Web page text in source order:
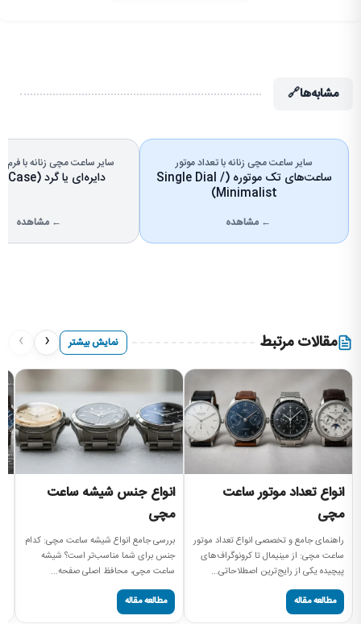
مشابه‌ها🔗
سایر ساعت مچی زنانه با تعداد موتور
ساعت‌های تک موتوره (Single Dial /
Minimalist)
← مشاهده
سایر ساعت مچی زنانه با
دایره‌ای یا گرد (Round Case)
← مشاهده
مقالات مرتبط نمایش بیشتر ‹
›
انواع تعداد موتور ساعت
مچی
راهنمای جامع و تخصصی انواع تعداد موتور
ساعت مچی: از مینیمال تا کرونوگراف‌های
پیچیده یکی از رایج‌ترین اصطلاحاتی...
مطالعه مقاله
انواع جنس شیشه ساعت
مچی
بررسی جامع انواع شیشه ساعت مچی: کدام
جنس برای شما مناسب‌تر است؟ شیشه
ساعت مچی، محافظ اصلی صفحه...
مطالعه مقاله